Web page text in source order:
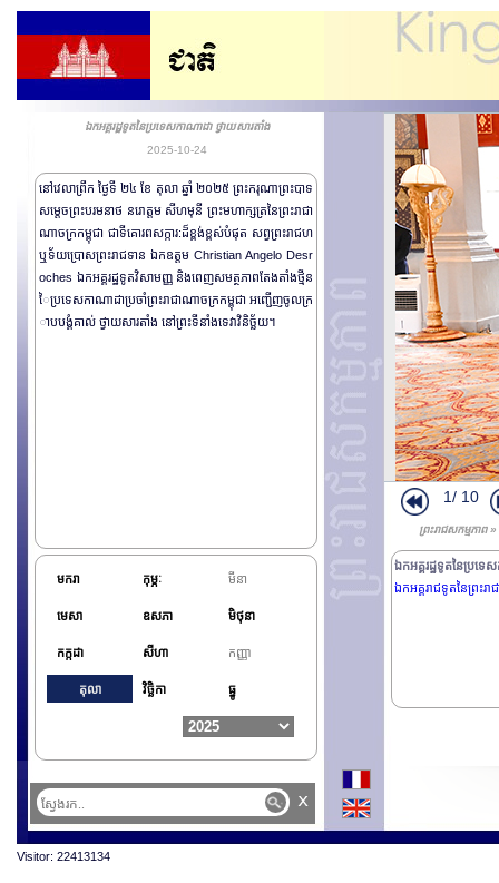
ឯកអគ្គរដ្ឋទូតនៃប្រទេសកាណាដា ថ្វាយសារតាំង
2025-10-24
នៅវេលាព្រឹក ថ្ងៃទី ២៤ ខែ តុលា ឆ្នាំ ២០២៥ ព្រះករុណាព្រះបាទ
សម្តេចព្រះបរមនាថ នរោត្តម សីហមុនី ព្រះមហាក្សត្រនៃព្រះរាជា
ណាចក្រកម្ពុជា ជាទីគោរពសក្ការ:ដ៏ខ្ពង់ខ្ពស់បំផុត សព្វព្រះរាជហ
ឬទ័យប្រោសព្រះរាជទាន ឯកឧត្តម Christian Angelo Desr
oches ឯកអគ្គរដ្ឋទូតវិសាមញ្ញ និងពេញសមត្ថភាពតែងតាំងថ្មីន
ៃប្រទេសកាណាដាប្រចាំព្រះរាជាណាចក្រកម្ពុជា អញ្ជើញចូលក្រ
ាបបង្គំគាល់ ថ្វាយសារតាំង នៅព្រះទីនាំងទេវាវិនិច្ឆ័យ។
មករា កុម្ភៈ មីនា
មេសា ឧសភា មិថុនា
កក្កដា សីហា កញ្ញា
តុលា វិច្ឆិកា ធ្នូ
1/ 10
ព្រះរាជសកម្មភាព
ឯកអគ្គរដ្ឋទូតនៃប្រទេ
ឯកអគ្គរាជទូតនៃព្រះរ
x
Visitor: 22413134